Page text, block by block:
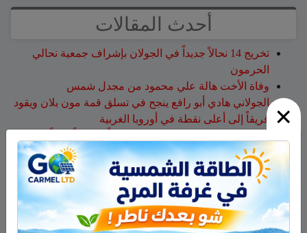
×
أحدث المقالات
تخريج 14 نحالاً جديداً في الجولان بإشراف جمعية نحالي
الحرمون
وفاة الأخت هالة علي محمود من مجدل شمس
الجولاني هادي أبو رافع ينجح في تسلق قمة مون بلان ويقود
فريقاً إلى أعلى نقطة في أوروبا الغربية
مكافحة الآفات التي تصيب خلايا النحل
هل أصبح الزوج أو الزوجة مجرد سلعة نتخلص منها بعد
استعمالها؟
أحدث التعليقات